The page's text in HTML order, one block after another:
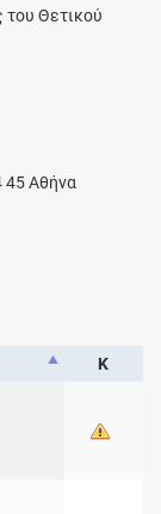
του Θετικού
45 Αθήνα
Κ